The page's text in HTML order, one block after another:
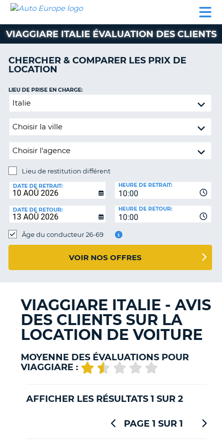
LOCATION
VOITURE
CLIENT
AUTO
EUROPE
LOCATION
VOITURE
MOTORHOMES
PARTENAIRES
CLIENT
MON
RÉSERVATION
SUISSE
LANGUE
VIAGGIARE ITALIE ÉVALUATION DES CLIENTS
CHERCHER & COMPARER LES PRIX DE
LOCATION
Lieu
restitution
LIEU DE PRISE EN CHARGE:
Lieu de restitution différent
DE
RESTITUTION:
DATE DE RETRAIT:
10:00
HEURE DE RETRAIT:
DATE DE RETOUR:
10:00
HEURE DE RETOUR:
Âge du conducteur 26-69
VOIR NOS OFFRES
VIAGGIARE ITALIE - AVIS
DES CLIENTS SUR LA
LOCATION DE VOITURE
MOYENNE DES ÉVALUATIONS POUR
VIAGGIARE :
AFFICHER LES RÉSULTATS 1 SUR 2
PAGE 1 SUR 1